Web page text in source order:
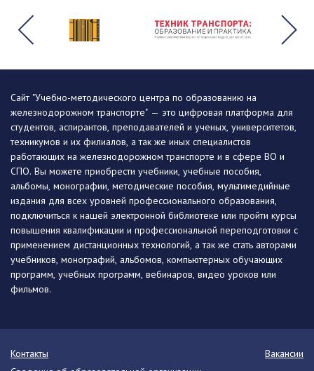
Сайт "Учебно-методического центра по образованию на
железнодорожном транспорте" — это цифровая платформа для
студентов, аспирантов, преподавателей и ученых, университетов,
техникумов и их филиалов, а так же иных специалистов
работающих на железнодорожном транспорте и в сфере ВО и
СПО. Вы можете приобрести учебники, учебные пособия,
альбомы, монографии, методические пособия, мультимедийные
издания для всех уровней профессионального образования,
подключиться к нашей электронной библиотеке или пройти курсы
повышения квалификации и профессиональной переподготовки с
применением дистанционных технологий, а так же стать авторами
учебников, монографий, альбомов, компьютерных обучающих
программ, учебных программ, вебинаров, видео уроков или
фильмов.
Контакты
Вакансии